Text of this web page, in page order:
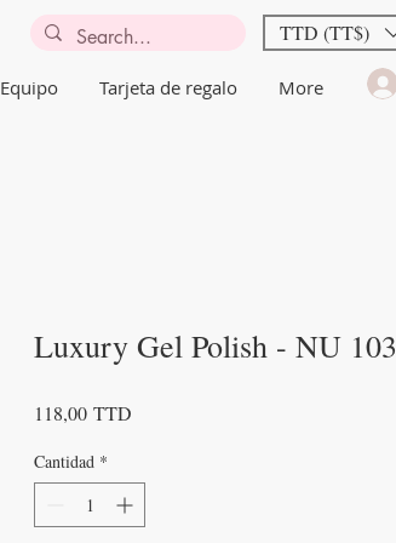
TTD (TT$)
Equipo Tarjeta de regalo More
Luxury Gel Polish - NU 103
118,00 TTD
Cantidad *